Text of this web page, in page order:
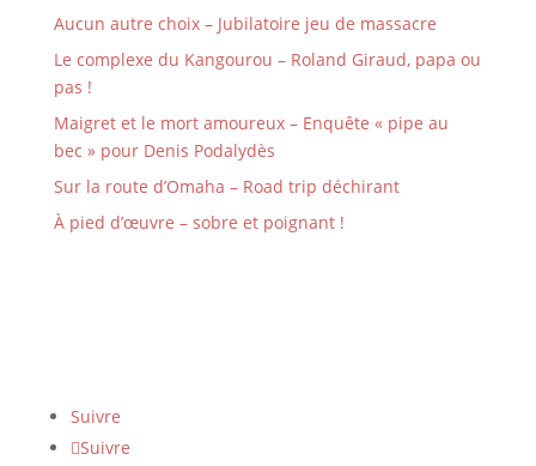
Aucun autre choix – Jubilatoire jeu de massacre
Le complexe du Kangourou – Roland Giraud, papa ou
pas !
Maigret et le mort amoureux – Enquête « pipe au
bec » pour Denis Podalydès
Sur la route d’Omaha – Road trip déchirant
À pied d’œuvre – sobre et poignant !
Suivre
Suivre